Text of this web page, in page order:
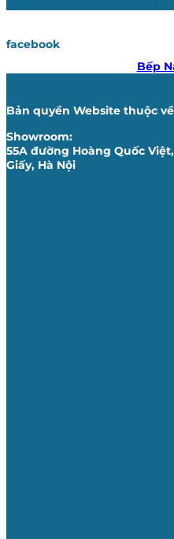
facebook
Bếp
Bản quyền Website thuộc
Showroom:
55A đường Hoàng Quốc
Giấy, Hà Nội